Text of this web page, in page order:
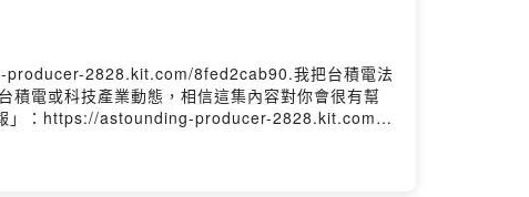
producer-2828.kit.com/8fed2cab90.我把台積電法
電或科技產業動態，相信這集內容對你會很有幫
」：https://astounding-producer-2828.kit.com/